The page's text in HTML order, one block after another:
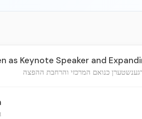
as Keynote Speaker and
כנואם המרכזי והרחבת ההפצה